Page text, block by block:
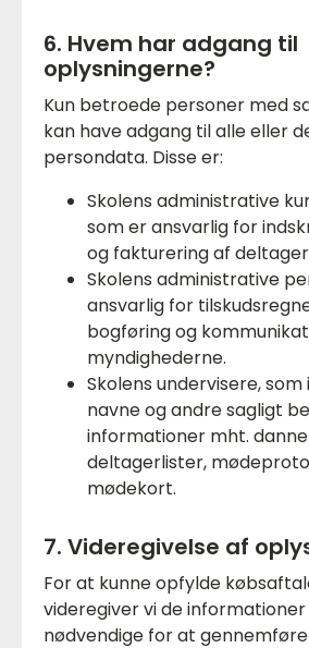
6. Hvem har adgang til
oplysningerne?
Kun betroede personer med
kan have adgang til alle eller
persondata. Disse er:
Skolens administrative
som er ansvarlig for
og fakturering af
Skolens administrative
ansvarlig for
bogføring og
myndighederne.
Skolens undervisere,
navne og andre sagligt
informationer mht.
deltagerlister,
mødekort.
7. Videregivelse af
For at kunne opfylde
videregiver vi de
nødvendige for at